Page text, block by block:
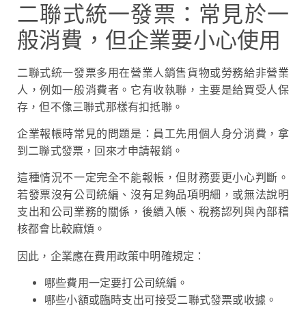
二聯式統一發票：常見於一
般消費，但企業要小心使用
二聯式統一發票多用在營業人銷售貨物或勞務給非營業
人，例如一般消費者。它有收執聯，主要是給買受人保
存，但不像三聯式那樣有扣抵聯。
企業報帳時常見的問題是：員工先用個人身分消費，拿
到二聯式發票，回來才申請報銷。
這種情況不一定完全不能報帳，但財務要更小心判斷。
若發票沒有公司統編、沒有足夠品項明細，或無法說明
支出和公司業務的關係，後續入帳、稅務認列與內部稽
核都會比較麻煩。
因此，企業應在費用政策中明確規定：
哪些費用一定要打公司統編。
哪些小額或臨時支出可接受二聯式發票或收據。